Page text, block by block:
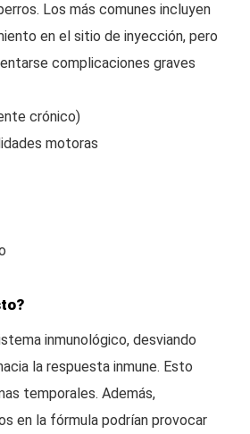
Los más comunes incluyen
en el sitio de inyección, pero
complicaciones graves
crónico)
motoras
inmunológico, desviando
la respuesta inmune. Esto
temporales. Además,
en la fórmula podrían provocar